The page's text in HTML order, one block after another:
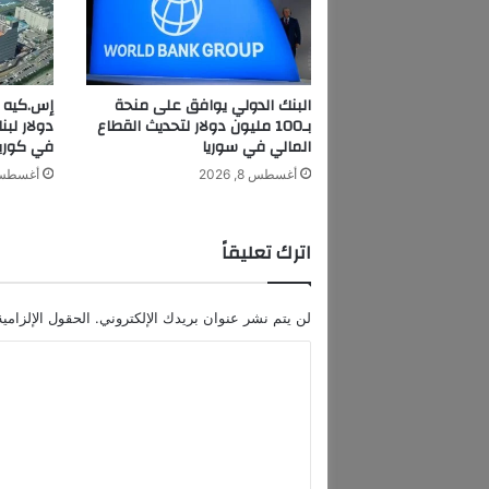
ي
ن
و
ل
و
ر
ا
البنك الدولي يوافق على منحة
بـ100 مليون دولار لتحديث القطاع
المالي في سوريا
أغسطس 8, 2026
دولار
في
أغسطس 8,
اترك تعليقاً
لن يتم نشر عنوان بريدك الإلكتروني. الحقول